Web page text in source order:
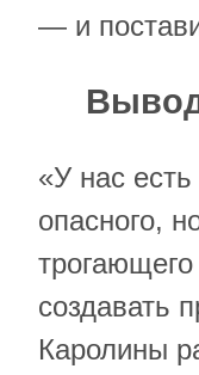
— и
«У нас
опасного,
создавать
Каролины